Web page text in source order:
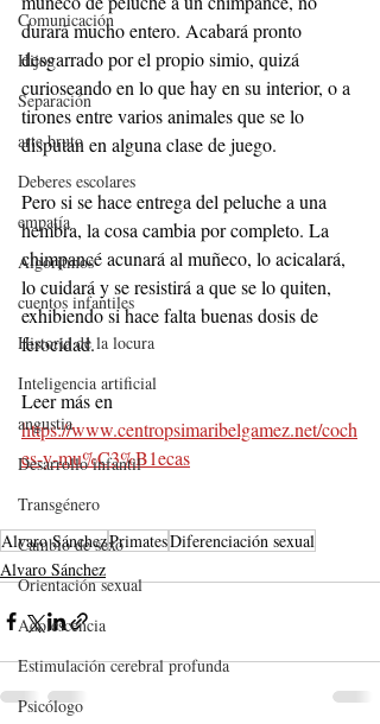
Comunicación
Hijos
Separación
arte bruto
Deberes escolares
empatía
Algoritmos
cuentos infantiles
Historia de la locura
Inteligencia artificial
angustia
Desarrollo infantil
Transgénero
Cambio de sexo
Orientación sexual
Adolescencia
Estimulación cerebral profunda
Psicólogo
durará mucho entero. Acabará pronto
desgarrado por el propio simio, quizá
curioseando en lo que hay en su interior, o a
tirones entre varios animales que se lo
disputan en alguna clase de juego.
Pero si se hace entrega del peluche a una
hembra, la cosa cambia por completo. La
chimpancé acunará al muñeco, lo acicalará,
lo cuidará y se resistirá a que se lo quiten,
exhibiendo si hace falta buenas dosis de
ferocidad.
Leer más en
https://www.centropsimaribelgamez.net/coch
es-y-mu%C3%B1ecas
Alvaro SánchezPrimatesDiferenciación sexual
Alvaro Sánchez